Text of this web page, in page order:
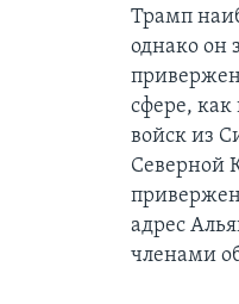
Трамп
однако он
сфере,
войск из
Северной
адрес
членами